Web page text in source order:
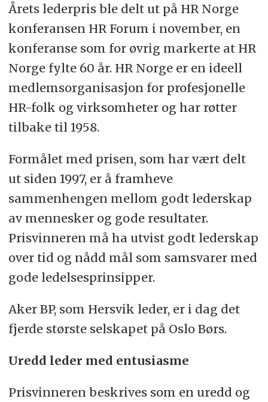
Årets lederpris ble delt ut på HR Norge
konferansen HR Forum i november, en
konferanse som for øvrig markerte at HR
Norge fylte 60 år. HR Norge er en ideell
medlemsorganisasjon for profesjonelle
HR-folk og virksomheter og har røtter
tilbake til 1958.
Formålet med prisen, som har vært delt
ut siden 1997, er å framheve
sammenhengen mellom godt lederskap
av mennesker og gode resultater.
Prisvinneren må ha utvist godt lederskap
over tid og nådd mål som samsvarer med
gode ledelsesprinsipper.
Aker BP, som Hersvik leder, er i dag det
fjerde største selskapet på Oslo Børs.
Uredd leder med entusiasme
Prisvinneren beskrives som en uredd og